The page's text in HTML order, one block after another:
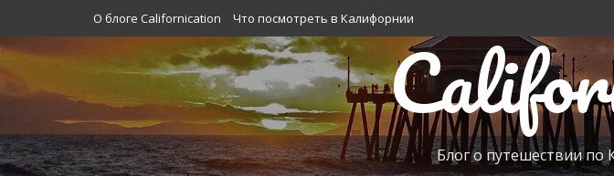
О блоге Californication Что посмотреть в Калифорнии
Блог о путешествии